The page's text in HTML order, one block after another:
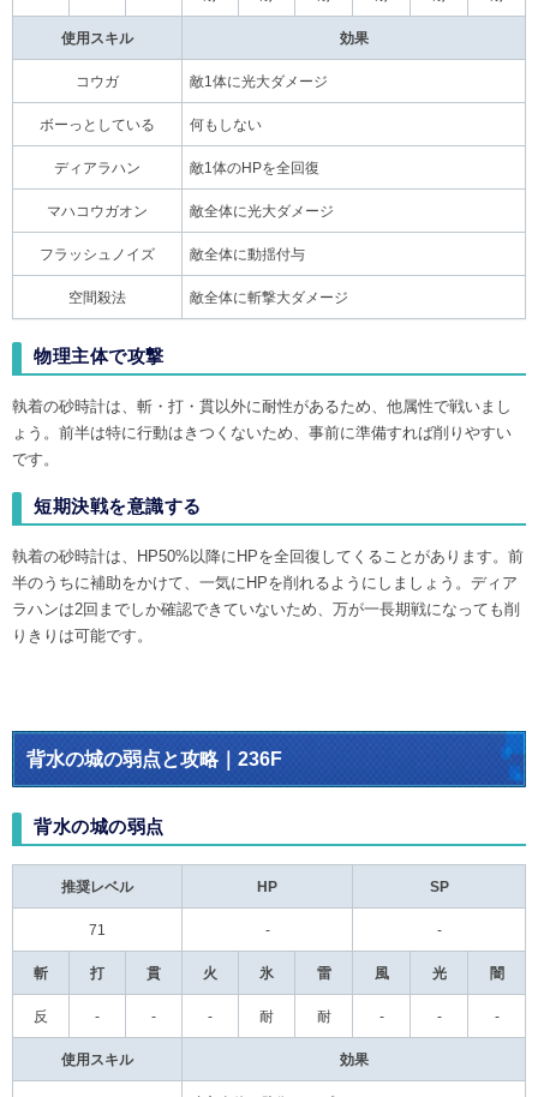
使用スキル 効果
コウガ 敵1体に光大ダメージ
ボーっとしている 何もしない
ディアラハン 敵1体のHPを全回復
マハコウガオン 敵全体に光大ダメージ
フラッシュノイズ 敵全体に動揺付与
空間殺法 敵全体に斬撃大ダメージ
物理主体で攻撃
執着の砂時計は、斬・打・貫以外に耐性があるため、他属性で戦いまし
ょう。前半は特に行動はきつくないため、事前に準備すれば削りやすい
です。
短期決戦を意識する
執着の砂時計は、HP50%以降にHPを全回復してくることがあります。前
半のうちに補助をかけて、一気にHPを削れるようにしましょう。ディア
ラハンは2回までしか確認できていないため、万が一長期戦になっても削
りきりは可能です。
背水の城の弱点と攻略｜236F
背水の城の弱点
推奨レベル HP SP
71 - -
斬 打 貫 火 氷 雷 風 光 闇
反 - - - 耐 耐 - - -
使用スキル 効果